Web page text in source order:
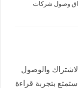
وصول شركات
والوصول
بتجربة قراءة